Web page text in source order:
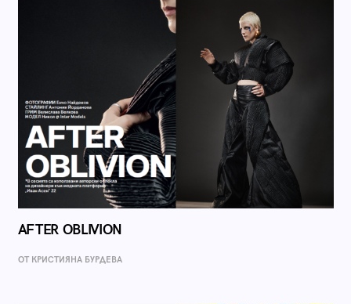
AFTER OBLIVION
ОТ КРИСТИЯНА БУРДЕВА